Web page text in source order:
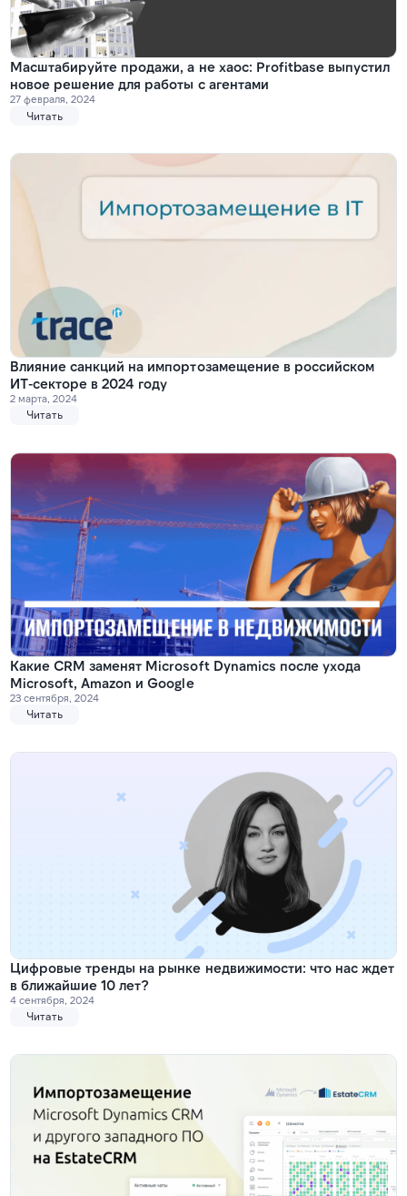
Масштабируйте продажи, а не хаос: Profitbase выпустил
новое решение для работы с агентами
27 февраля, 2024
Читать
Влияние санкций на импортозамещение в российском
ИТ-секторе в 2024 году
2 марта, 2024
Читать
Какие CRM заменят Microsoft Dynamics после ухода
Microsoft, Amazon и Google
23 сентября, 2024
Читать
Цифровые тренды на рынке недвижимости: что нас ждет
в ближайшие 10 лет?
4 сентября, 2024
Читать